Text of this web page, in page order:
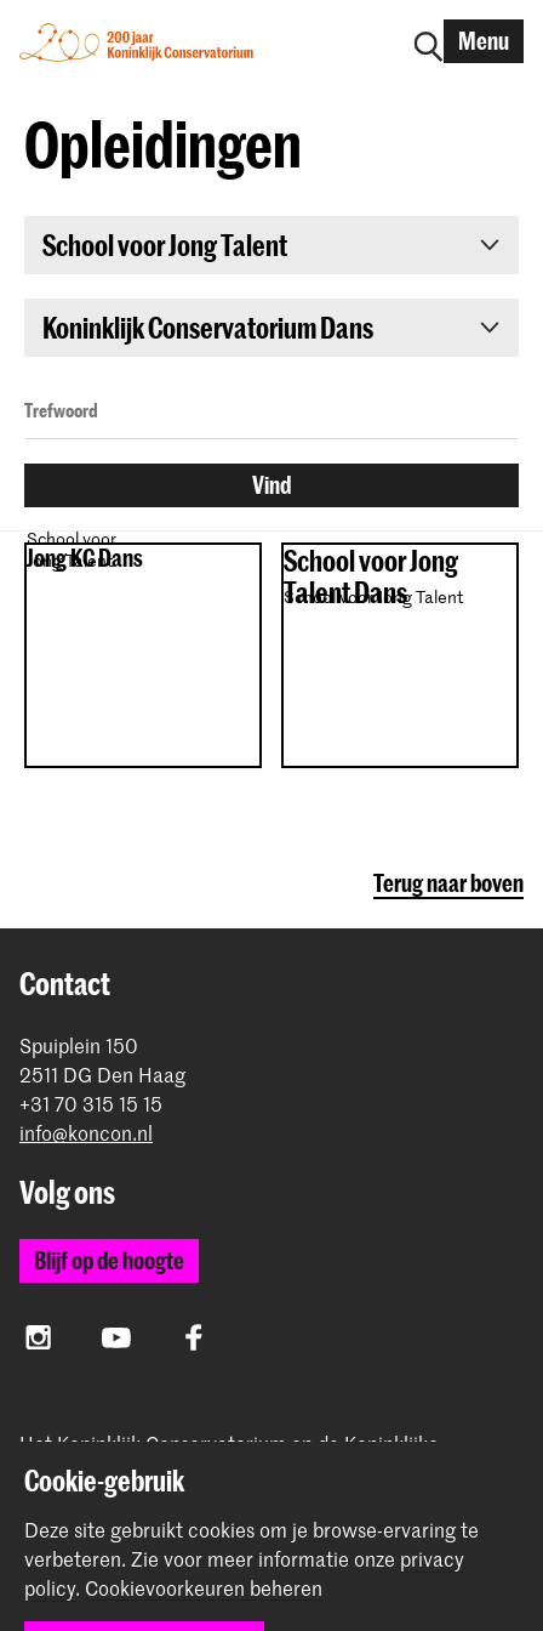
Menu
Opleidingen
School voor Jong Talent
Koninklijk Conservatorium Dans
Jong KC Dans
School voor
Jong Talent
School voor Jong
Talent Dans
School voor Jong Talent
Terug naar boven
Contact
Spuiplein 150
2511 DG Den Haag
+31 70 315 15 15
info@koncon.nl
Volg ons
Blijf op de hoogte
InstagramYouTube Facebook
Het Koninklijk Conservatorium en de Koninklijke
Academie van Beeldende Kunsten vormen samen
Hogeschool der Kunsten Den Haag.
Cookie-gebruik
Deze site gebruikt cookies om je browse-ervaring te
verbeteren. Zie voor meer informatie onze privacy
policy. Cookievoorkeuren beheren